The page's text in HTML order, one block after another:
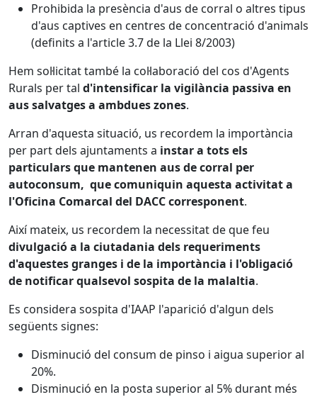
Prohibida la presència d'aus de corral o altres tipus
d'aus captives en centres de concentració d'animals
(definits a l'article 3.7 de la Llei 8/2003)
Hem sol·licitat també la col·laboració del cos d'Agents
Rurals per tal d'intensificar la vigilància passiva en
aus salvatges a ambdues zones.
Arran d'aquesta situació, us recordem la importància
per part dels ajuntaments a instar a tots els
particulars que mantenen aus de corral per
autoconsum, que comuniquin aquesta activitat a
l'Oficina Comarcal del DACC corresponent.
Així mateix, us recordem la necessitat de que feu
divulgació a la ciutadania dels requeriments
d'aquestes granges i de la importància i l'obligació
de notificar qualsevol sospita de la malaltia.
Es considera sospita d'IAAP l'aparició d'algun dels
següents signes:
Disminució del consum de pinso i aigua superior al
20%.
Disminució en la posta superior al 5% durant més